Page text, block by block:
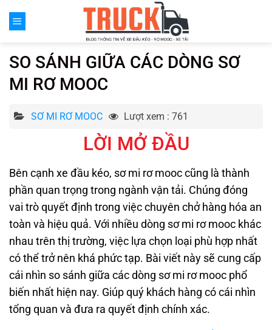
đến
SO SÁNH GIỮA CÁC DÒNG SƠ
MI RƠ MOOC
SƠ MI RƠ MOOC Lượt xem : 761
LỜI MỞ ĐẦU
Bên cạnh xe đầu kéo, sơ mi rơ mooc cũng là thành
phần quan trọng trong ngành vận tải. Chúng đóng
vai trò quyết định trong việc chuyên chở hàng hóa an
toàn và hiệu quả. Với nhiều dòng sơ mi rơ mooc khác
nhau trên thị trường, việc lựa chọn loại phù hợp nhất
có thể trở nên khá phức tạp. Bài viết này sẽ cung cấp
cái nhìn so sánh giữa các dòng sơ mi rơ mooc phổ
biến nhất hiện nay. Giúp quý khách hàng có cái nhìn
tổng quan và đưa ra quyết định chính xác.